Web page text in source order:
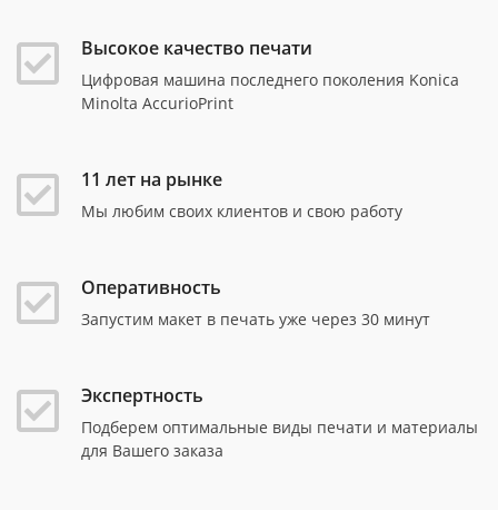
Высокое качество печати
Цифровая машина последнего поколения Konica
Minolta AccurioPrint
11 лет на рынке
Мы любим своих клиентов и свою работу
Оперативность
Запустим макет в печать уже через 30 минут
Экспертность
Подберем оптимальные виды печати и материалы
для Вашего заказа